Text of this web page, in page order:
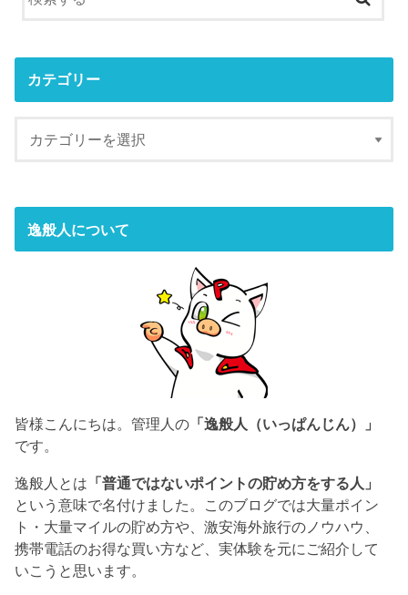
カテゴリー
逸般人について
皆様こんにちは。管理人の 「逸般人（いっぱんじん）」
です。
逸般人とは 「普通ではないポイントの貯め方をする人」
という意味で名付けました。このブログでは大量ポイン
ト・大量マイルの貯め方や、激安海外旅行のノウハウ、
携帯電話のお得な買い方など、実体験を元にご紹介して
いこうと思います。